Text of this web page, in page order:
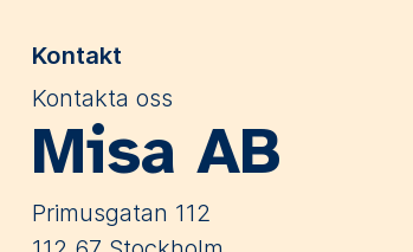
Kontakt
Kontakta oss
Misa AB
Primusgatan 112